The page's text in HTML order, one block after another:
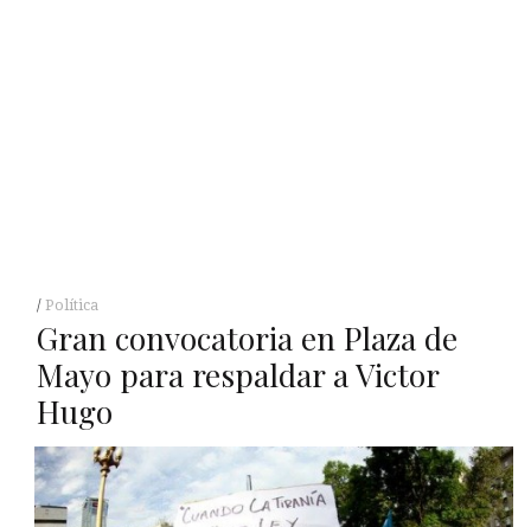
Política
Gran convocatoria en Plaza de
Mayo para respaldar a Victor
Hugo